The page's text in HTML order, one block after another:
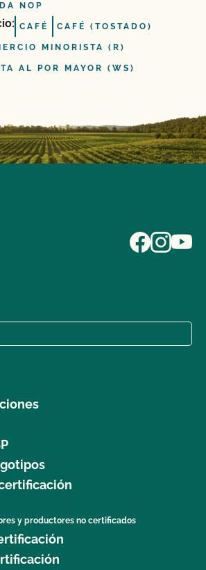
NOP
CAFÉ CAFÉ (TOSTADO)
MINORISTA (R)
AL POR MAYOR (WS)
y productores no certificados